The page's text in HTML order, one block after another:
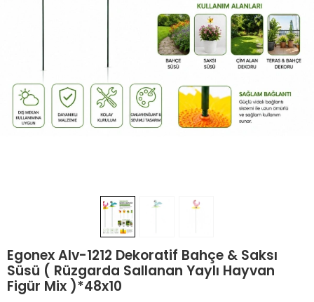
Egonex Alv-1212 Dekoratif Bahçe & Saksı
Süsü ( Rüzgarda Sallanan Yaylı Hayvan
Figür Mix )*48x10